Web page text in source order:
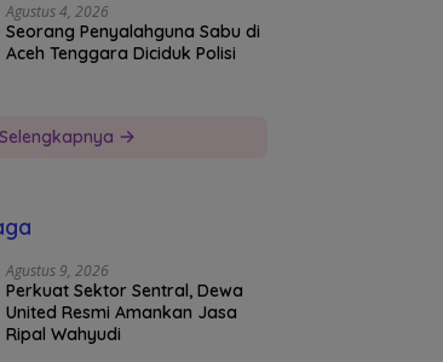
Agustus 4, 2026
Seorang Penyalahguna Sabu di
Aceh Tenggara Diciduk Polisi
Selengkapnya
Agustus 9, 2026
Perkuat Sektor Sentral, Dewa
United Resmi Amankan Jasa
Ripal Wahyudi